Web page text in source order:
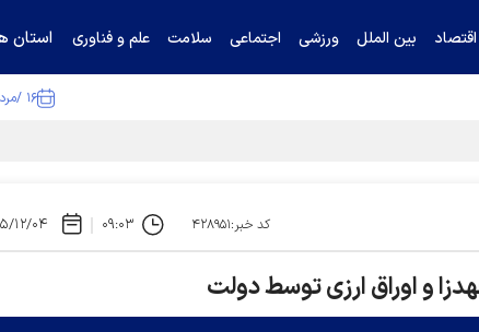
اقتصاد بین الملل ورزشی اجتماعی سلامت علم و فناوری استان
۱۶ /مرداد /۱۴۰۵
کرد
کد خبر:۴۲۸۹۵۱ ۰۹:۰۳ ۱۳۹۵/
و اوراق ارزی توسط دولت